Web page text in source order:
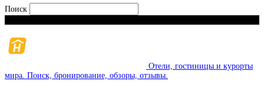
Поиск
Отели, гостиницы и курорты
мира. Поиск, бронирование, обзоры, отзывы.